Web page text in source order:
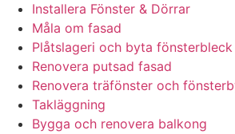
Installera Fönster & Dörrar
Måla om fasad
Plåtslageri och byta fönsterbleck
Renovera putsad fasad
Renovera träfönster och
Takläggning
Bygga och renovera balkong